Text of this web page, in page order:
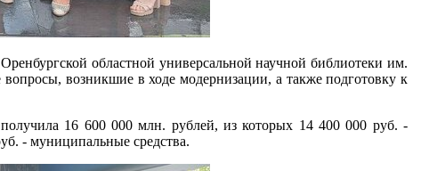
областной универсальной научной библиотеки им.
возникшие в ходе модернизации, а также подготовку к
16 600 000 млн. рублей, из которых 14 400 000 руб. -
- муниципальные средства.